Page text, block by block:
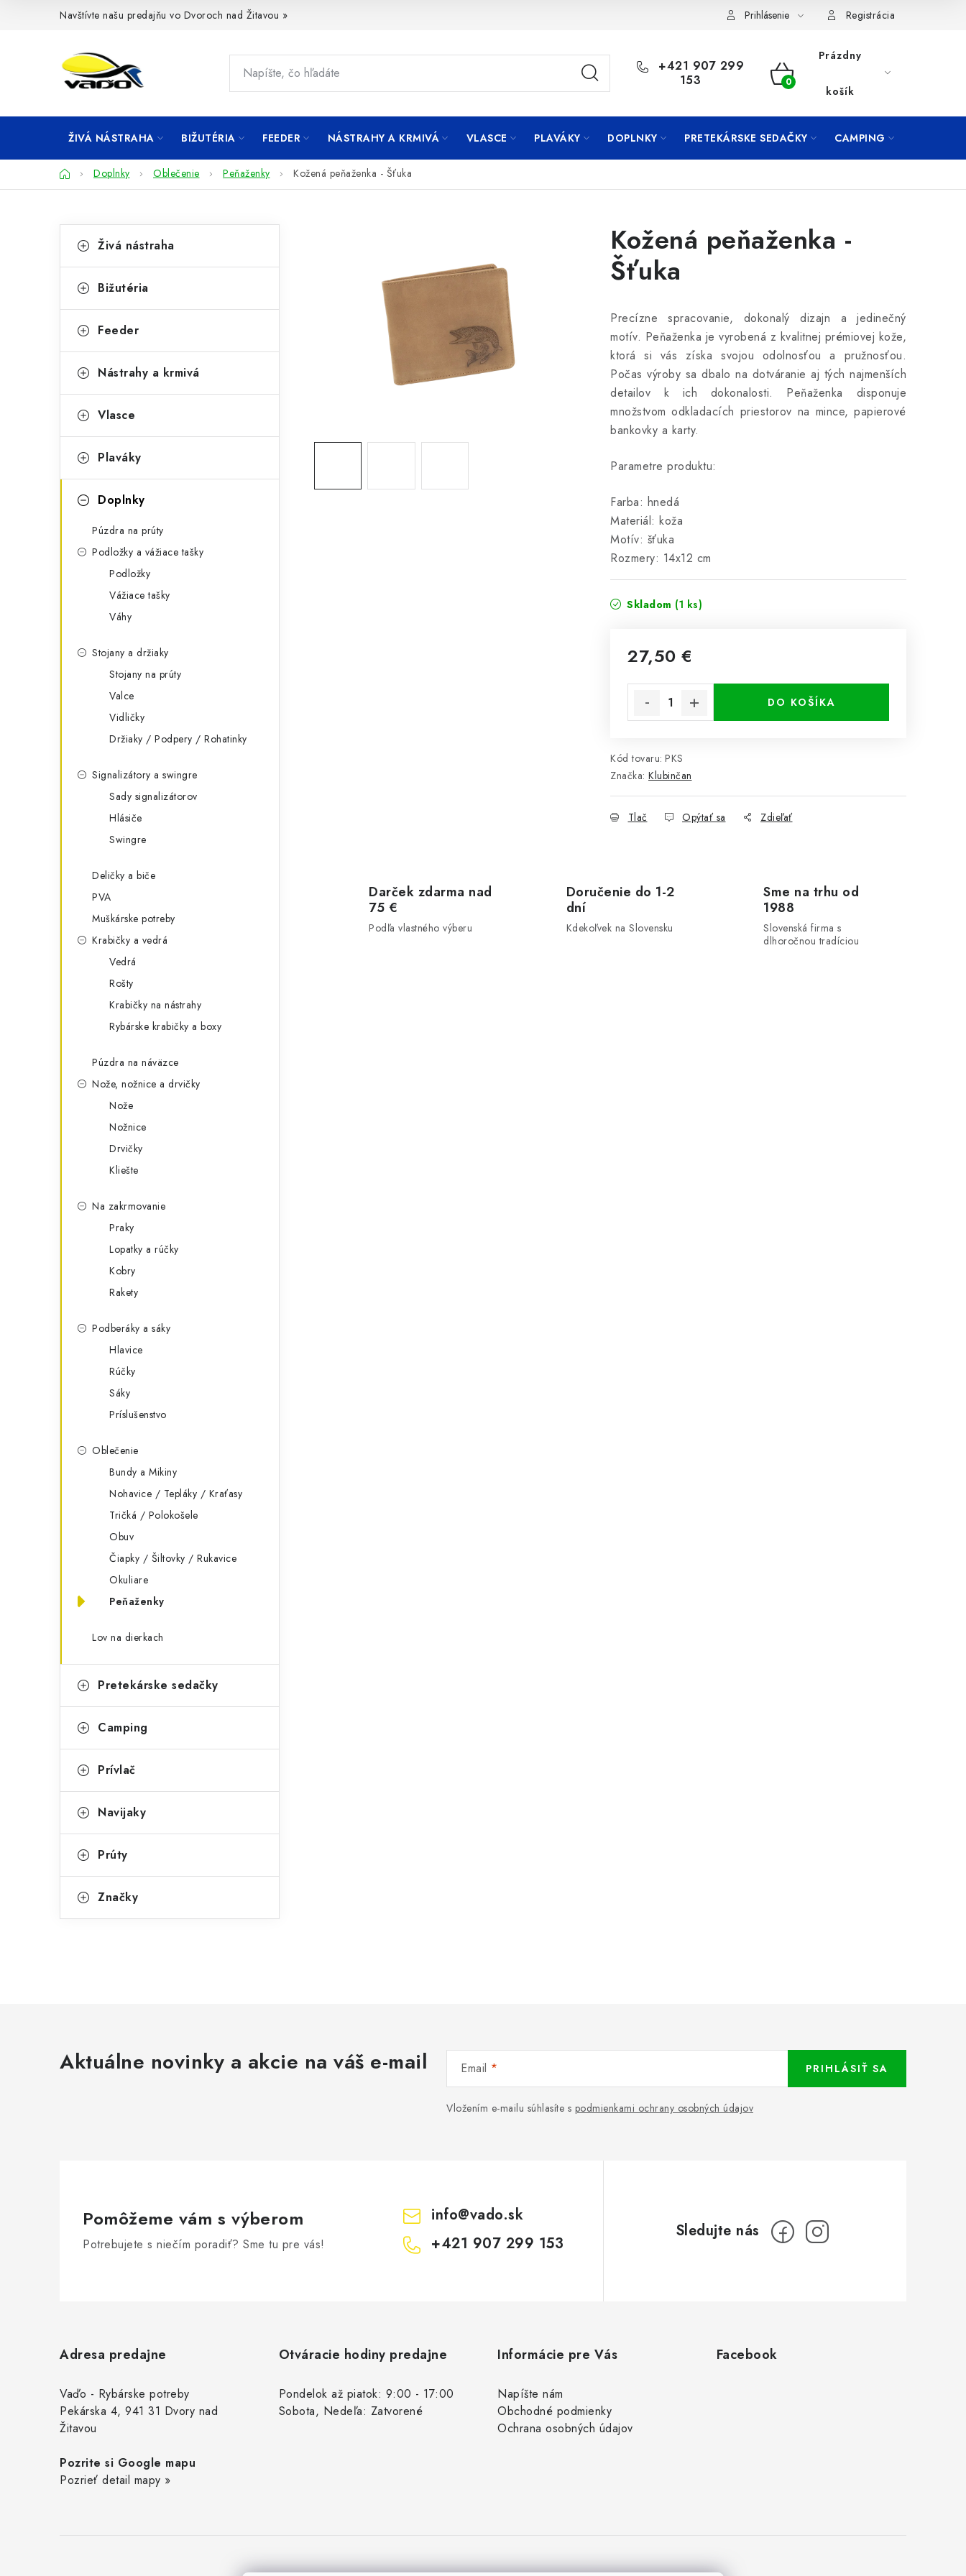
Navštívte našu predajňu vo Dvoroch nad Žitavou » Prihlásenie Registrácia
+421 907 299
153
NÁKUPNÝ
Prázdny
košík
ŽIVÁ NÁSTRAHA BIŽUTÉRIA FEEDER NÁSTRAHY A KRMIVÁ VLASCE PLAVÁKY DOPLNKY PRETEKÁRSKE SEDAČKY CAMPING
DomovDoplnky Oblečenie Peňaženky Kožená peňaženka - Šťuka
o
n
ý
a
n
l
kategórie
a
e
ó
i
Živá nástraha
Bižutéria
Feeder
Nástrahy a krmivá
Vlasce
Plaváky
Doplnky
Púzdra na prúty
Podložky a vážiace tašky
Podložky
Vážiace tašky
Váhy
Stojany a držiaky
Stojany na prúty
Valce
Vidličky
Držiaky / Podpery / Rohatinky
Signalizátory a swingre
Sady signalizátorov
Hlásiče
Swingre
Deličky a biče
PVA
Muškárske potreby
Krabičky a vedrá
Vedrá
Rošty
Krabičky na nástrahy
Rybárske krabičky a boxy
Púzdra na náväzce
Nože, nožnice a drvičky
Nože
Nožnice
Drvičky
Kliešte
Na zakrmovanie
Praky
Lopatky a rúčky
Kobry
Rakety
Podberáky a sáky
Hlavice
Rúčky
Sáky
Príslušenstvo
Oblečenie
Bundy a Mikiny
Nohavice / Tepláky / Kraťasy
Tričká / Polokošele
Obuv
Čiapky / Šiltovky / Rukavice
Okuliare
Peňaženky
Lov na dierkach
Pretekárske sedačky
Camping
Prívlač
Navijaky
Prúty
Značky
Kožená peňaženka -
Šťuka
Precízne spracovanie, dokonalý dizajn a jedinečný
motív. Peňaženka je vyrobená z kvalitnej prémiovej kože,
ktorá si vás získa svojou odolnosťou a pružnosťou.
Počas výroby sa dbalo na dotváranie aj tých najmenších
detailov k ich dokonalosti. Peňaženka disponuje
množstvom odkladacích priestorov na mince, papierové
bankovky a karty.
Parametre produktu:
Farba: hnedá
Materiál: koža
Motív: šťuka
Rozmery: 14x12 cm
Skladom (1 ks)
27,50 €
DO KOŠÍKA
Kód tovaru: PKS
Značka: Klubinčan
Tlač Opýtať sa Zdieľať
Darček zdarma nad
75 €
Podľa vlastného výberu
Doručenie do 1-2
dní
Kdekoľvek na Slovensku
Sme na trhu od
1988
Slovenská firma s
dlhoročnou tradíciou
Aktuálne novinky a akcie na váš e-mail Email
Vložením e-mailu súhlasíte s podmienkami ochrany osobných údajov
PRIHLÁSIŤ SA
Pomôžeme vám s výberom
Potrebujete s niečím poradiť? Sme tu pre vás!
info@vado.sk
+421 907 299 153
Adresa predajne
Vaďo - Rybárske potreby
Pekárska 4, 941 31 Dvory nad
Žitavou
Pozrite si Google mapu
Pozrieť detail mapy »
Otváracie hodiny predajne
Pondelok až piatok: 9:00 - 17:00
Sobota, Nedeľa: Zatvorené
Informácie pre Vás
Napíšte nám
Obchodné podmienky
Ochrana osobných údajov
Facebook